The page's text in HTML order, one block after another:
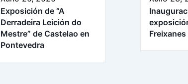
Exposición de “A
Derradeira Leición do
Mestre” de Castelao en
Pontevedra